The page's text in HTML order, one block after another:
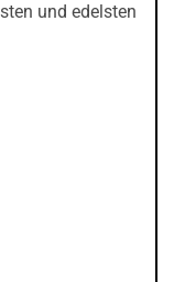
und edelsten